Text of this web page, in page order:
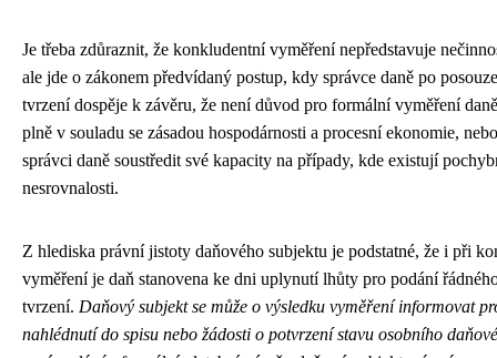
Je třeba zdůraznit, že konkludentní vyměření nepředstavuje
ale jde o zákonem předvídaný postup, kdy správce daně po
tvrzení dospěje k závěru, že není důvod pro formální vyměření
plně v souladu se zásadou hospodárnosti a procesní ekonomie,
správci daně soustředit své kapacity na případy, kde existují
nesrovnalosti.
Z hlediska právní jistoty daňového subjektu je podstatné, že i při
vyměření je daň stanovena ke dni uplynutí lhůty pro podání
tvrzení. Daňový subjekt se může o výsledku vyměření informovat
nahlédnutí do spisu nebo žádosti o potvrzení stavu osobního